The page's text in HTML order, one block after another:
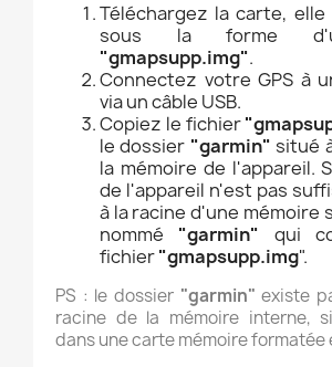
Téléchargez la carte,
sous la forme
"gmapsupp.img".
Connectez votre GPS à
via un câble USB.
Copiez le fichier
le dossier "garmin" situé
la mémoire de l'appareil.
de l'appareil n'est pas
à la racine d'une mémoire
nommé "garmin" qui
fichier"gmapsupp.img".
PS : le dossier "garmin" existe
racine de la mémoire interne,
dans une carte mémoire formatée